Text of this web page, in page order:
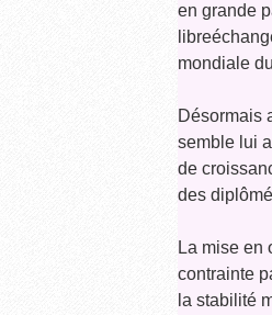
en grande
mondiale
Désormais
semble lui
de
des
La mise en
contrainte
la stabilité